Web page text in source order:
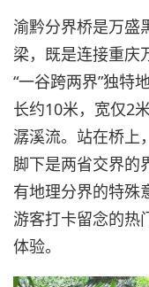
渝黔分界桥是万盛
梁，既是连接重庆
“一谷跨两界”独特
长约10米，宽仅2
潺溪流。站在桥上
脚下是两省交界的
有地理分界的特殊
游客打卡留念的热
体验。